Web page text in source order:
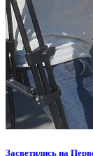
Засветились на